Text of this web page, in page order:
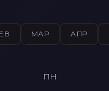
МАР АПР
ПН